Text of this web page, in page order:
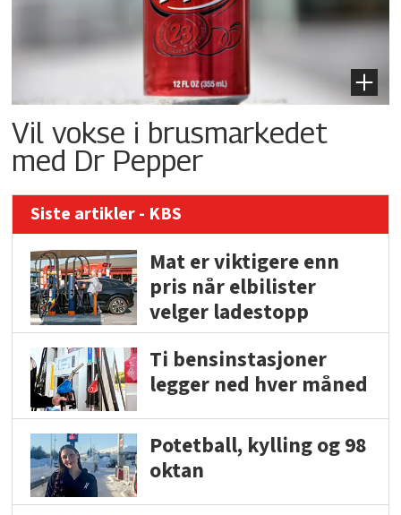
Vil vokse i brusmarkedet
med Dr Pepper
Siste artikler - KBS
Mat er viktigere enn
pris når elbilister
velger ladestopp
Ti bensinstasjoner
legger ned hver måned
Potetball, kylling og 98
oktan